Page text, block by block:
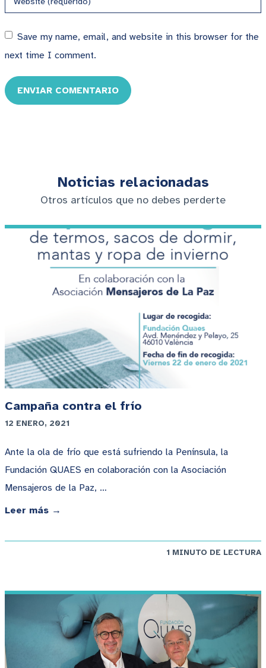
Save my name, email, and website in this browser for the
next time I comment.
ENVIAR COMENTARIO
Noticias relacionadas
Otros artículos que no debes perderte
Campaña contra el frío
12 ENERO, 2021
Ante la ola de frío que está sufriendo la Península, la
Fundación QUAES en colaboración con la Asociación
Mensajeros de la Paz, …
Leer más →
1 MINUTO DE LECTURA